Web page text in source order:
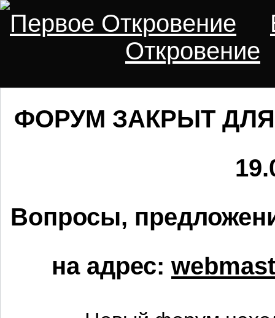
Первое Откровение
Откровение
ФОРУМ ЗАКРЫТ
Вопросы,
на адрес: